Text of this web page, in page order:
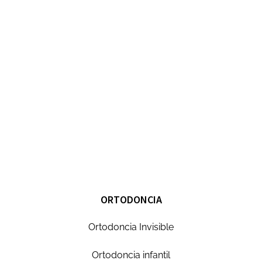
ORTODONCIA
Ortodoncia Invisible
Ortodoncia infantil